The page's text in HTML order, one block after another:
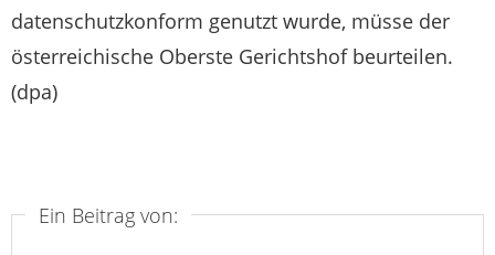
datenschutzkonform genutzt wurde, müsse der
österreichische Oberste Gerichtshof beurteilen.
(dpa)
Ein Beitrag von: